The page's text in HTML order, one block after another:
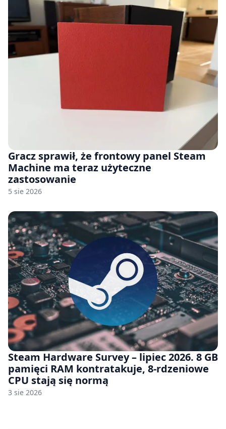
Gracz sprawił, że frontowy panel Steam
Machine ma teraz użyteczne
zastosowanie
5 sie 2026
Steam Hardware Survey – lipiec 2026. 8 GB
pamięci RAM kontratakuje, 8-rdzeniowe
CPU stają się normą
3 sie 2026